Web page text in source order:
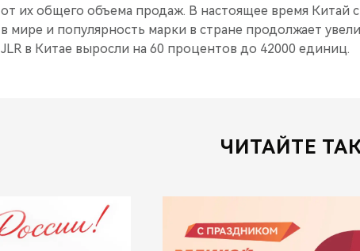
от их общего объема продаж. В настоящее время Китай
в мире и популярность марки в стране продолжает
JLR в Китае выросли на 60 процентов до 42000 единиц.
ЧИТАЙТЕ